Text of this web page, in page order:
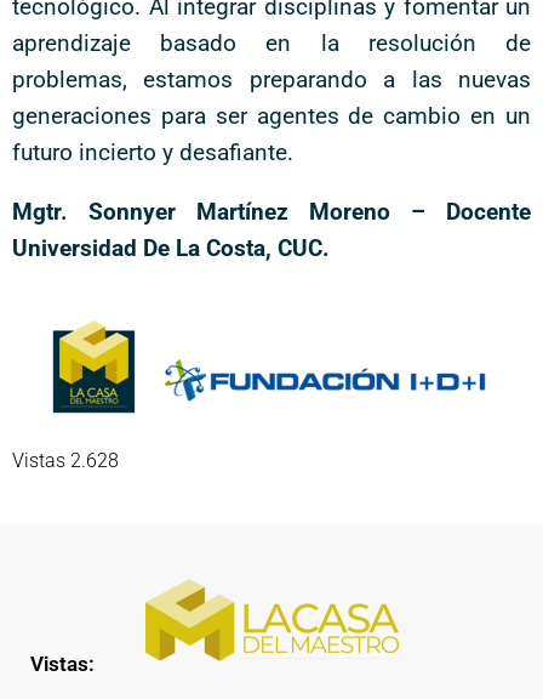
tecnológico. Al integrar disciplinas y fomentar un
aprendizaje basado en la resolución de
problemas, estamos preparando a las nuevas
generaciones para ser agentes de cambio en un
futuro incierto y desafiante.
Mgtr. Sonnyer Martínez Moreno – Docente
Universidad De La Costa, CUC.
Vistas 2.628
Vistas: